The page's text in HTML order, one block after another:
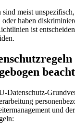
sind meist
oder haben
ist
Datenschutz-
und